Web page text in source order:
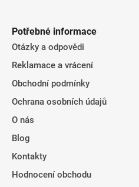
Potřebné informace
Otázky a odpovědi
Reklamace a vrácení
Obchodní podmínky
Ochrana osobních údajů
O nás
Blog
Kontakty
Hodnocení obchodu